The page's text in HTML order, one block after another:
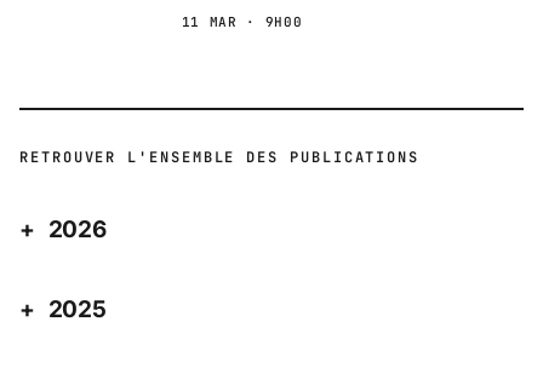
11 MAR · 9H00
RETROUVER L'ENSEMBLE DES PUBLICATIONS
2026
2025